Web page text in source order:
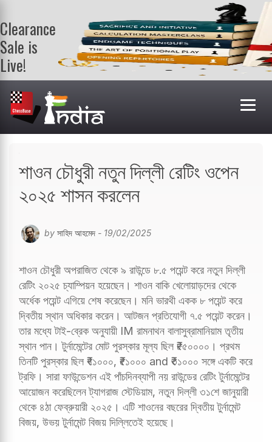
Clearance
Sale is
Live!
Get a FREE
book on
purchasing 2
or more
books. Valid
শাওন চৌধুরী নতুন দিল্লী রেটিং ওপেন
২০২৫ শাসন করলেন
by সাহিদ আহমেদ - 19/02/2025
শাওন চৌধুরী অপরাজিত থেকে ৯ রাউন্ডে ৮.৫ পয়েন্ট করে নতুন দিল্লী
রেটিং ২০২৫ চ্যাম্পিয়ন হয়েছেন। শাওন বাকি খেলোয়াড়দের থেকে
অর্ধেক পয়েন্ট এগিয়ে শেষ করেছেন। মনি ভারথী একক ৮ পয়েন্ট করে
দ্বিতীয় স্থান অধিকার করেন। আটজন প্রতিযোগী ৭.৫ পয়েন্ট করেন।
তার মধ্যে টাই-ব্রেক অনুযায়ী IM রামনাথন বালাসুব্রামানিয়াম তৃতীয়
স্থান পান। টুর্নামেন্টের মোট পুরস্কার মূল্য ছিল ₹৮৫০০০০। প্রথম
তিনটি পুরস্কার ছিল ₹৭১০০০, ₹৫১০০০ and ₹৩১০০০ সঙ্গে একটি করে
ট্রফি। সারা ফাউন্ডেশন এই পাঁচদিনব্যাপী নয় রাউন্ডের রেটিং টুর্নামেন্টের
আয়োজন করেছিলেন ট্যাগরাজ স্টেডিয়াম, নতুন দিল্লী ৩১শে জানুয়ারী
থেকে ৪ঠা ফেব্রুয়ারী ২০২৫। এটি শাওনের বছরের দ্বিতীয় টুর্নামেন্ট
বিজয়, উভয় টুর্নামেন্ট বিজয় দিল্লিতেই হয়েছে।